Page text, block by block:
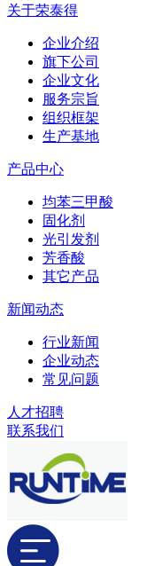
关于荣泰得
企业介绍
旗下公司
企业文化
服务宗旨
组织框架
生产基地
产品中心
均苯三甲酸
固化剂
光引发剂
芳香酸
其它产品
新闻动态
行业新闻
企业动态
常见问题
人才招聘
联系我们